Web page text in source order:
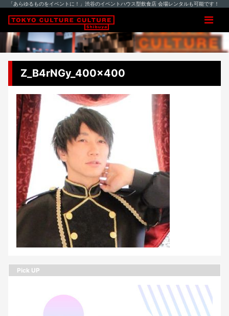
「あらゆるものをイベントに！」渋谷のイベントハウス型飲食店 会場レンタルも可能です！
Z_B4rNGy_400x400
Pick UP